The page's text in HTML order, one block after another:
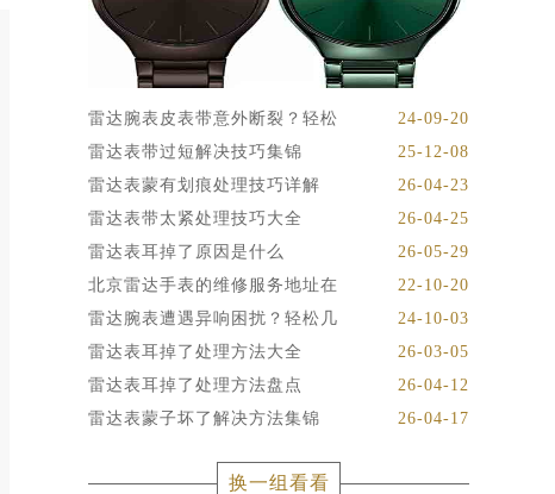
雷达腕表皮表带意外断裂？轻松
24-09-20
雷达表带过短解决技巧集锦
25-12-08
雷达表蒙有划痕处理技巧详解
26-04-23
雷达表带太紧处理技巧大全
26-04-25
雷达表耳掉了原因是什么
26-05-29
北京雷达手表的维修服务地址在
22-10-20
雷达腕表遭遇异响困扰？轻松几
24-10-03
雷达表耳掉了处理方法大全
26-03-05
雷达表耳掉了处理方法盘点
26-04-12
雷达表蒙子坏了解决方法集锦
26-04-17
换一组看看